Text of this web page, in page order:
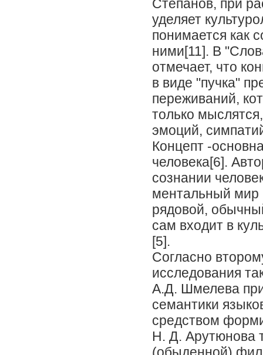
Степанов, при
уделяет
понимается как
ними[11]. В
отмечает, что
в виде "пучка"
переживаний,
только
эмоций,
Концепт -
человека[6].
сознании
ментальный мир
рядовой,
сам входит в
[5].
Согласно
исследования
А.Д. Шмелева
семантики
средством
Н. Д. Арутюнова